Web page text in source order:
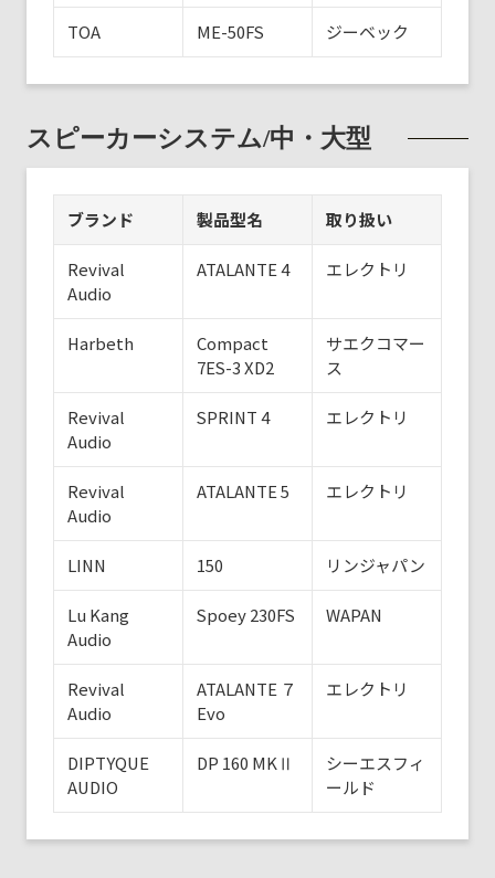
TOA ME-50FS ジーベック
スピーカーシステム/中・大型
ブランド 製品型名 取り扱い
Revival
Audio
ATALANTE 4 エレクトリ
Harbeth
Compact
7ES-3 XD2
サエクコマー
ス
Revival
Audio
SPRINT 4 エレクトリ
Revival
Audio
ATALANTE 5 エレクトリ
LINN 150 リンジャパン
Lu Kang
Audio
Spoey 230FS WAPAN
Revival
Audio
ATALANTE ７
Evo
エレクトリ
DIPTYQUE
AUDIO
DP 160 MKⅡ
シーエスフィ
ールド